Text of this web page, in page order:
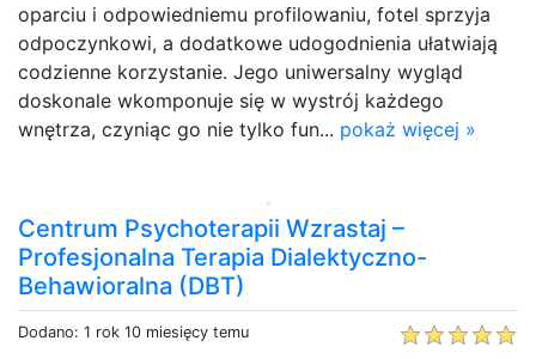
oparciu i odpowiedniemu profilowaniu, fotel sprzyja
odpoczynkowi, a dodatkowe udogodnienia ułatwiają
codzienne korzystanie. Jego uniwersalny wygląd
doskonale wkomponuje się w wystrój każdego
wnętrza, czyniąc go nie tylko fun... pokaż więcej »
Centrum Psychoterapii Wzrastaj –
Profesjonalna Terapia Dialektyczno-
Behawioralna (DBT)
Dodano: 1 rok 10 miesięcy temu